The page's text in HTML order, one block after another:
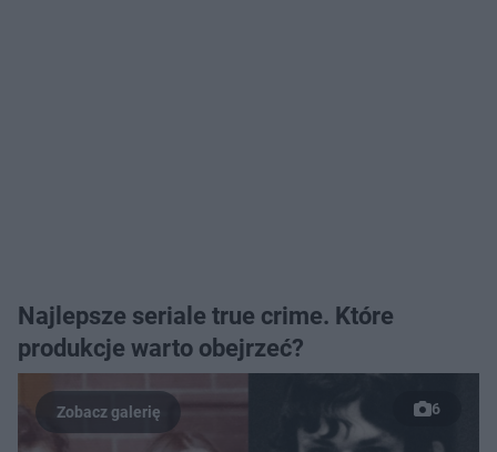
Najlepsze seriale true crime. Które
produkcje warto obejrzeć?
6